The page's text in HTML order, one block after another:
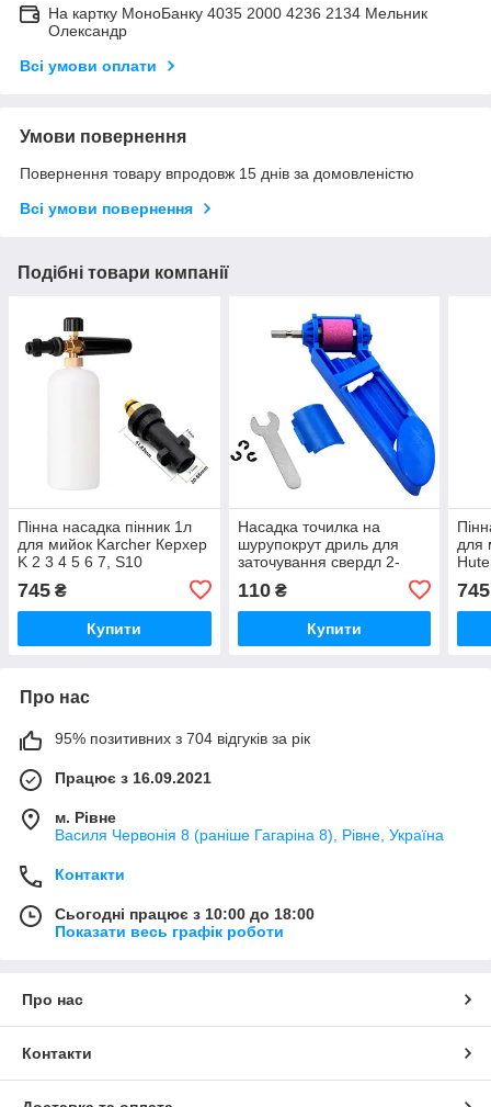
На картку МоноБанку 4035 2000 4236 2134 Мельник
Олександр
Всі умови оплати
Умови повернення
Повернення товару впродовж 15 днів за домовленістю
Всі умови повернення
Подібні товари компанії
Пінна насадка пінник 1л
для мийок Karcher Керхер
K 2 3 4 5 6 7, S10
745 ₴
Купити
Насадка точилка на
шурупокрут дриль для
заточування свердл 2-
110₴
Купити
для
745
Про нас
95% позитивних з 704 відгуків за рік
Працює з 16.09.2021
м. Рівне
Василя Червонія 8 (раніше Гагаріна 8), Рівне, Україна
Контакти
Сьогодні працює з 10:00 до 18:00
Показати весь графік роботи
Про нас
Контакти